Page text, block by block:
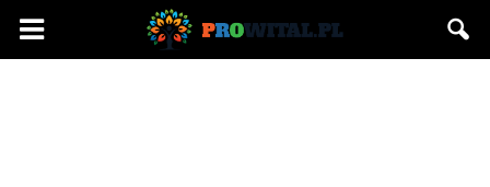
Prowital.pl